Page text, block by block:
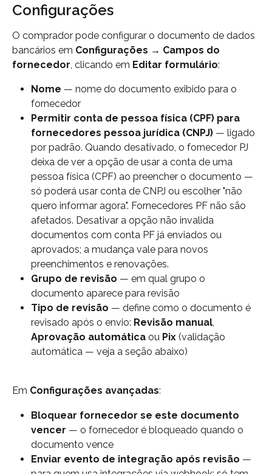
Configurações
O comprador pode configurar o documento de dados
bancários em Configurações → Campos do
fornecedor , clicando em Editar formulário:
Nome — nome do documento exibido para o
fornecedor
Permitir conta de pessoa física (CPF) para
fornecedores pessoa jurídica (CNPJ) — ligado
por padrão. Quando desativado, o fornecedor PJ
deixa de ver a opção de usar a conta de uma
pessoa física (CPF) ao preencher o documento —
só poderá usar conta de CNPJ ou escolher "não
quero informar agora". Fornecedores PF não são
afetados. Desativar a opção não invalida
documentos com conta PF já enviados ou
aprovados; a mudança vale para novos
preenchimentos e renovações.
Grupo de revisão — em qual grupo o
documento aparece para revisão
Tipo de revisão — define como o documento é
revisado após o envio: Revisão manual
Aprovação automática ou Pix (validação
automática — veja a seção abaixo)
Em Configurações avançadas:
Bloquear fornecedor se este documento
vencer — o fornecedor é bloqueado quando o
documento vence
Enviar evento de integração após revisão —